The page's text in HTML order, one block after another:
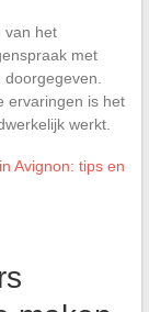
van het
met
ervaringen is het
werkt.
Avignon: tips en